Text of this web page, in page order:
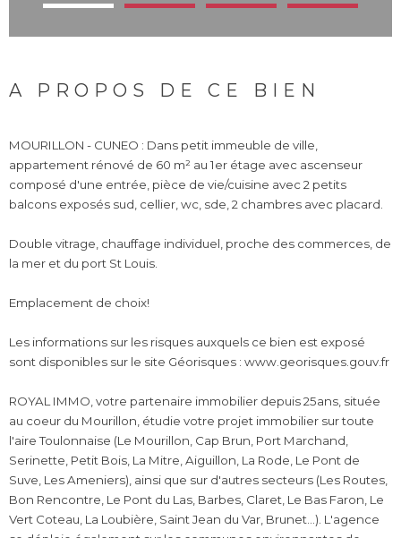
A PROPOS DE CE BIEN
MOURILLON - CUNEO : Dans petit immeuble de ville,
appartement rénové de 60 m² au 1er étage avec ascenseur
composé d'une entrée, pièce de vie/cuisine avec 2 petits
balcons exposés sud, cellier, wc, sde, 2 chambres avec placard.
Double vitrage, chauffage individuel, proche des commerces, de
la mer et du port St Louis.
Emplacement de choix!
Les informations sur les risques auxquels ce bien est exposé
sont disponibles sur le site Géorisques : www.georisques.gouv.fr
ROYAL IMMO, votre partenaire immobilier depuis 25ans, située
au coeur du Mourillon, étudie votre projet immobilier sur toute
l'aire Toulonnaise (Le Mourillon, Cap Brun, Port Marchand,
Serinette, Petit Bois, La Mitre, Aiguillon, La Rode, Le Pont de
Suve, Les Ameniers), ainsi que sur d'autres secteurs (Les Routes,
Bon Rencontre, Le Pont du Las, Barbes, Claret, Le Bas Faron, Le
Vert Coteau, La Loubière, Saint Jean du Var, Brunet...). L'agence